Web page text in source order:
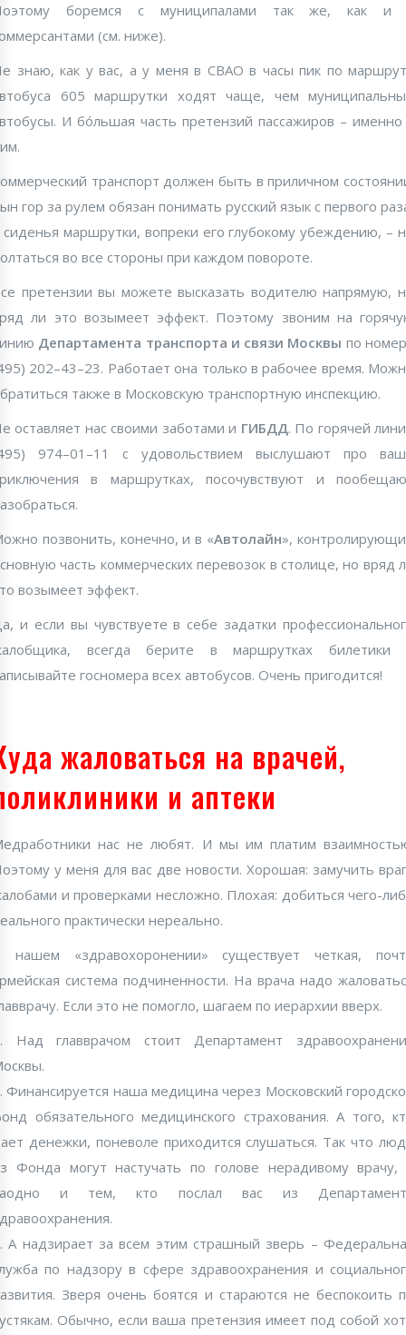
боремся с муниципалами так же, как и
(см. ниже).
знаю, как у вас, а у меня в СВАО в часы пик по
605 маршрутки ходят чаще, чем
И бóльшая часть претензий пассажиров – именно
транспорт должен быть в приличном
гор за рулем обязан понимать русский язык с первого
сиденья маршрутки, вопреки его глубокому убеждению, –
во все стороны при каждом повороте.
претензии вы можете высказать водителю напрямую,
ли это возымеет эффект. Поэтому звоним на
Департамента транспорта и связи Москвы по
202–43–23. Работает она только в рабочее время.
также в Московскую транспортную инспекцию.
оставляет нас своими заботами и ГИБДД. По горячей
974–01–11 с удовольствием выслушают про
в маршрутках, посочувствуют и
позвонить, конечно, и в «Автолайн»,
часть коммерческих перевозок в столице, но вряд
возымеет эффект.
и если вы чувствуете в себе задатки
всегда берите в маршрутках билетики
госномера всех автобусов. Очень пригодится!
жаловаться на врачей,
и аптеки
нас не любят. И мы им платим
у меня для вас две новости. Хорошая: замучить
и проверками несложно. Плохая: добиться чего-
практически нереально.
нашем «здравохоронении» существует четкая,
система подчиненности. На врача надо
Если это не помогло, шагаем по иерархии вверх.
Над главврачом стоит Департамент
Финансируется наша медицина через Московский
обязательного медицинского страхования. А того,
денежки, поневоле приходится слушаться. Так что
Фонда могут настучать по голове нерадивому врачу,
и тем, кто послал вас из
А надзирает за всем этим страшный зверь –
по надзору в сфере здравоохранения и
Зверя очень боятся и стараются не беспокоить
Обычно, если ваша претензия имеет под собой